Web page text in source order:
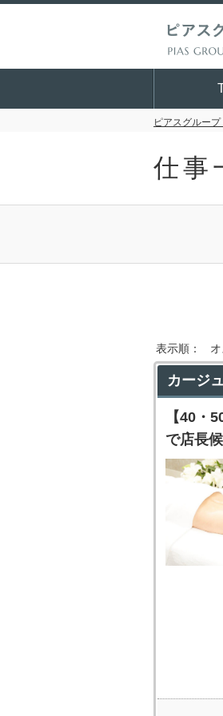
ピアスグルー
仕事
表示順：
カージ
【40・
で店長